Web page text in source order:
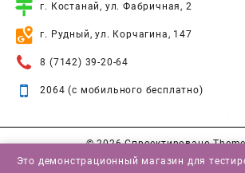
г. Костанай, ул. Фабричная, 2
г. Рудный, ул. Корчагина, 147
8 (7142) 39-20-64
2064 (с мобильного бесплатно)
© 2026Спроектировано
Это демонстрационный магазин для